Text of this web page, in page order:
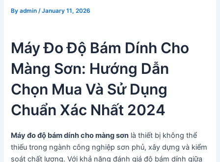
Byadmin /January 11, 2026
Máy Đo Độ Bám Dính Cho
Màng Sơn: Hướng Dẫn
Chọn Mua Và Sử Dụng
Chuẩn Xác Nhất 2024
Máy đo độ bám dính cho màng sơn là thiết bị không thể
thiếu trong ngành công nghiệp sơn phủ, xây dựng và kiểm
soát chất lượng. Với khả năng đánh giá độ bám dính giữa